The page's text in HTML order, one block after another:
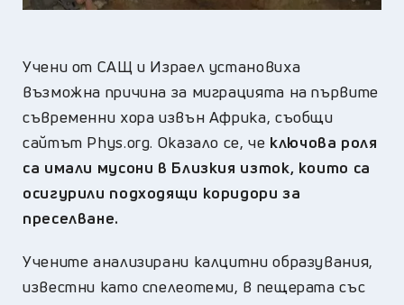
Учени от САЩ и Израел установиха
възможна причина за миграцията на първите
съвременни хора извън Африка, съобщи
сайтът Phys.org. Оказало се, че ключова роля
са имали мусони в Близкия изток, които са
осигурили подходящи коридори за
преселване.
Учените анализирани калцитни образувания,
известни като спелеотеми, в пещерата със